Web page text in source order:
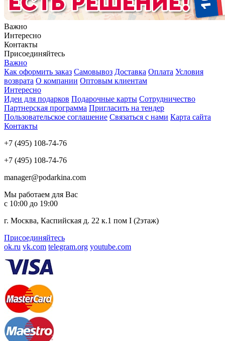
Важно
Интересно
Контакты
Присоединяйтесь
Важно
Как оформить заказ Самовывоз Доставка Оплата Условия
возврата О компании Оптовым клиентам
Интересно
Идеи для подарков Подарочные карты Сотрудничество
Партнерская программа Пригласить на тендер
Пользовательское соглашение Связаться с нами Карта сайта
Контакты
+7 (495) 108-74-76
+7 (495) 108-74-76
manager@podarkina.com
Мы работаем для Вас
с 10:00 до 19:00
г. Москва, Каспийская д. 22 к.1 пом I (2этаж)
Присоединяйтесь
ok.ru vk.com telegram.org youtube.com